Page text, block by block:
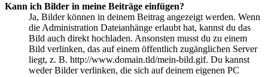
Kann ich Bilder in meine Beiträge einfügen?
Ja, Bilder können in deinem Beitrag angezeigt werden. Wenn
die Administration Dateianhänge erlaubt hat, kannst du das
Bild auch direkt hochladen. Ansonsten musst du zu einem
Bild verlinken, das auf einem öffentlich zugänglichen Server
liegt, z. B. http://www.domain.tld/mein-bild.gif. Du kannst
weder Bilder verlinken, die sich auf deinem eigenen PC